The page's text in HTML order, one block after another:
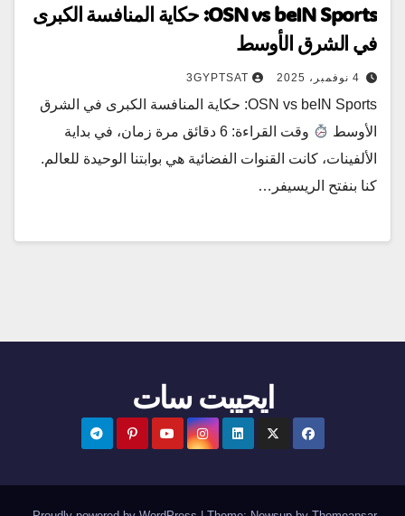
OSN vs beIN Sports: حكاية المنافسة الكبرى
في الشرق الأوسط
4 نوفمبر، 2025 3GYPTSAT
OSN vs beIN Sports: حكاية المنافسة الكبرى في الشرق
الأوسط
وقت القراءة: 6 دقائق مرة زمان، في بداية
الألفينات، كانت القنوات الفضائية هي بوابتنا الوحيدة للعالم.
كنا بنفتح الريسيفر…
ايجيبت سات